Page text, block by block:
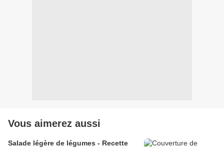
Vous aimerez aussi
Salade légère de légumes - Recette